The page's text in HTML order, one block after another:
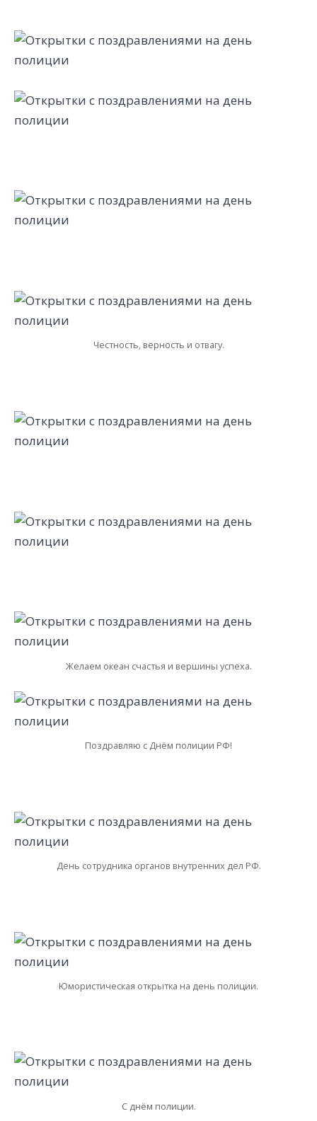
Честность, верность и отвагу.
Желаем океан счастья и вершины успеха.
Поздравляю с Днём полиции РФ!
День сотрудника органов внутренних дел РФ.
Юмористическая открытка на день полиции.
С днём полиции.